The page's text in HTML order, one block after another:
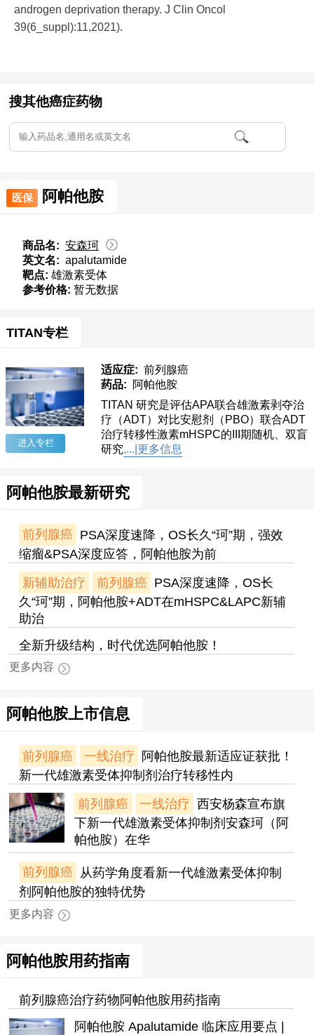
androgen deprivation therapy. J Clin Oncol
39(6_suppl):11,2021).
搜其他癌症药物
医保 阿帕他胺
商品名: 安森珂
英文名: apalutamide
靶点: 雄激素受体
参考价格: 暂无数据
TITAN专栏
进入专栏
适应症: 前列腺癌
药品:
阿帕他胺
TITAN 研究是评估APA联合雄激素剥夺治
疗（ADT）对比安慰剂（PBO）联合ADT
治疗转移性激素mHSPC的III期随机、双盲
研究,...|更多信息
阿帕他胺最新研究
前列腺癌 PSA深度速降，OS长久“珂”期，强效
缩瘤&PSA深度应答，阿帕他胺为前
新辅助治疗 前列腺癌 PSA深度速降，OS长
久“珂”期，阿帕他胺+ADT在mHSPC&LAPC新辅
助治
全新升级结构，时代优选阿帕他胺！
更多内容
阿帕他胺上市信息
前列腺癌 一线治疗 阿帕他胺最新适应证获批！
新一代雄激素受体抑制剂治疗转移性内
前列腺癌 一线治疗 西安杨森宣布旗
下新一代雄激素受体抑制剂安森珂（阿
帕他胺）在华
前列腺癌
从药学角度看新一代雄激素受体抑制
剂阿帕他胺的独特优势
更多内容
阿帕他胺用药指南
前列腺癌治疗药物阿帕他胺用药指南
阿帕他胺 Apalutamide 临床应用要点 |